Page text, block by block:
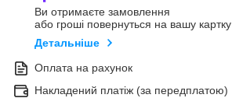
Ви отримаєте замовлення
або гроші повернуться на вашу картку
Детальніше
Оплата на рахунок
Накладений платіж (за передплатою)